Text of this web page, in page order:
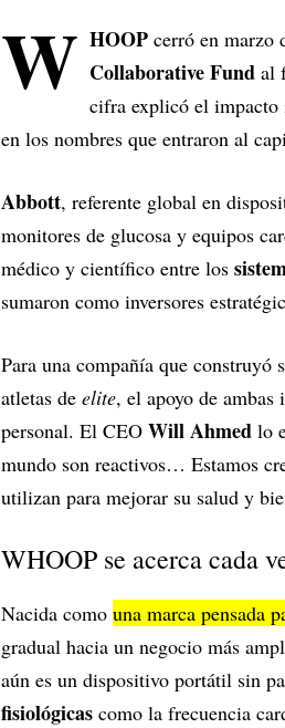
W HOOP cerró en marzo
Collaborative Fund al
cifra explicó el impacto
en los nombres que entraron al
Abbott, referente global en
monitores de glucosa y equipos
médico y científico entre los
sumaron como inversores
Para una compañía que construyó
atletas de elite, el apoyo de
personal. El CEO Will Ahmed lo
mundo son reactivos… Estamos
utilizan para mejorar su salud y
WHOOP se acerca cada
Nacida como una marca pensada
gradual hacia un negocio más
aún es un dispositivo portátil sin
fisiológicas como la frecuencia